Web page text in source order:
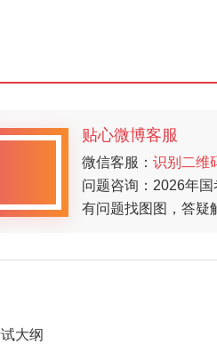
贴心微博客服
微信客服： 识别二维
问题咨询：2026年国
有问题找图图，答疑
大纲